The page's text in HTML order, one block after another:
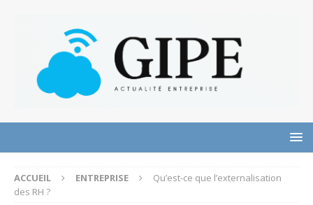
ACCUEIL ENTREPRISE
Qu’est-ce que l’externalisation
des RH ?